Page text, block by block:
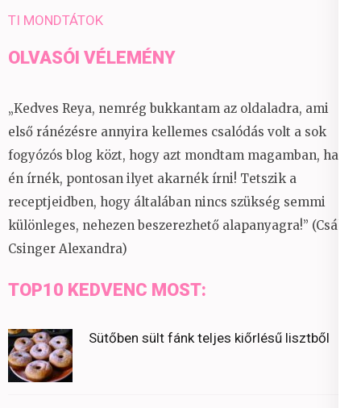
TI MONDTÁTOK
OLVASÓI VÉLEMÉNY
„Kedves Reya, nemrég bukkantam az oldaladra, ami
első ránézésre annyira kellemes csalódás volt a sok
fogyózós blog közt, hogy azt mondtam magamban, ha
én írnék, pontosan ilyet akarnék írni! Tetszik a
receptjeidben, hogy általában nincs szükség semmi
különleges, nehezen beszerezhető alapanyagra!” (Csáky
Csinger Alexandra)
TOP10 KEDVENC MOST:
Sütőben sült fánk teljes kiőrlésű lisztből